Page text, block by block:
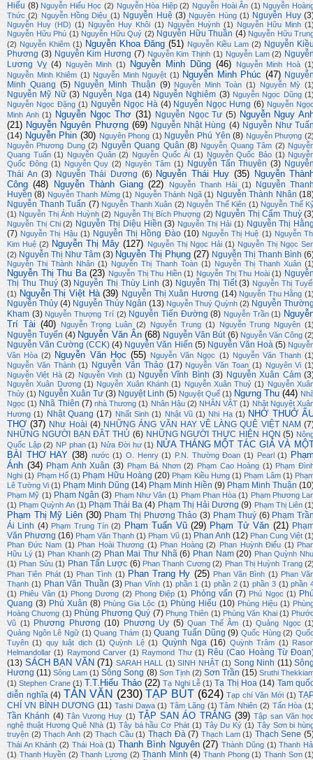
Hiếu (8) Nguyễn Hiếu Học (2) Nguyễn Hòa Hiệp (2) Nguyễn Hoài Ân (1) Nguyễn
Thức (2) Nguyễn Hồng Diệu (1) Nguyễn Huệ (3) Nguyên Hùng (1) Nguyễn Huy
Nguyễn Huy (HD) (1) Nguyễn Huy Khôi (1) Nguyễn Huỳnh (1) Nguyễn Hữu Minh
Nguyễn Hữu Phú (1) Nguyễn Hữu Quý (2) Nguyễn Hữu Thuần (4) Nguyễn Hữu
(2) Nguyễn Khiêm (1) Nguyễn Khoa Đăng (51) Nguyễn Kiều Lam (2) Nguyễn
Phương (3) Nguyễn Kim Hương (7) Nguyễn Kim Thịnh (1) Nguyễn Lam (2)
Lương Vỵ (4) Nguyên Minh (1) Nguyễn Minh Dũng (46) Nguyễn Minh Hoà
Nguyễn Minh Khiêm (1) Nguyễn Minh Nguyệt (1) Nguyễn Minh Phúc (47)
Minh Quang (5) Nguyễn Minh Thuận (9) Nguyễn Minh Toàn (1) Nguyễn Mỳ
Nguyễn Mỹ Nữ (3) Nguyễn Nga (14) Nguyễn Nghiêm (3) Nguyễn Ngọc Dũng
Nguyễn Ngọc Đặng (1) Nguyễn Ngọc Hà (4) Nguyễn Ngọc Hưng (6) Nguyễn
Minh Anh (1) Nguyễn Ngọc Thơ (31) Nguyễn Ngọc Tư (5) Nguyễn Nguy
(21) Nguyễn Nguyên Phượng (69) Nguyễn Nhật Hùng (4) Nguyễn Như
(14) Nguyễn Phin (30) Nguyên Phong (1) Nguyễn Phú Yên (8) Nguyễn Phượng
Nguyễn Phương Dung (2) Nguyễn Quang Quân (8) Nguyễn Quang Tâm (2)
Quang Tuấn (1) Nguyễn Quân (2) Nguyễn Quốc Ái (1) Nguyễn Quốc Bảo (1)
Quốc Đông (1) Nguyễn Quy (2) Nguyên Tâm (1) Nguyễn Tấn Thuyên (3)
Thái An (3) Nguyễn Thái Dương (6) Nguyễn Thái Huy (35)
Nguyễn
Công (48) Nguyễn Thành Giang (22) Nguyễn Thanh Hải (1)
Nguyễn
Huyền (8) Nguyễn Thanh Mừng (1) Nguyễn Thánh Ngã (1) Nguyễn Thành Nhân
Nguyễn Thanh Tuấn (7) Nguyễn Thanh Xuân (2) Nguyễn Thế Kiên (1) Nguyễn Thế
(1) Nguyễn Thị Ánh Huỳnh (2) Nguyễn Thị Bích Phượng (2) Nguyễn Thị Cẩm Thuỳ
Nguyễn Thị Chi (2) Nguyễn Thị Diệu Hiền (3) Nguyễn Thị Hải (1) Nguyễn Thị
(7) Nguyễn Thị Hậu (1) Nguyễn Thị Hồng Đào (10) Nguyễn Thị Huệ (1) Nguyễn
Kim Huệ (2) Nguyễn Thị Mây (127) Nguyễn Thị Ngọc Hải (1) Nguyễn Thị Ngọc
(2) Nguyễn Thị Như Tâm (3) Nguyễn Thị Phụng (27) Nguyễn Thị Thanh Bình
Nguyễn Thị Thành Nhân (1) Nguyễn Thị Thanh Toàn (1) Nguyễn Thị Thanh Xuân
Nguyễn Thị Thu Ba (23) Nguyễn Thị Thu Hiền (1) Nguyễn Thị Thu Hoài (1)
Thị Thu Thuý (3) Nguyễn Thị Thùy Linh (3) Nguyễn Thị Tiết (3) Nguyễn Thị
(1) Nguyễn Thị Việt Hà (39) Nguyễn Thị Xuân Hương (14) Nguyễn Thu Hằng
Nguyễn Thủy (4) Nguyễn Thúy Ngân (13) Nguyễn Thuý Quỳnh (2) Nguyễn
Kham (3) Nguyễn Thượng Trí (2) Nguyễn Tiến Đường (8) Nguyễn Trần (1)
Trí Tài (40) Nguyễn Trọng Luân (2) Nguyễn Trung (1) Nguyễn Trung Nguyên
Nguyễn Tuyển (4) Nguyễn Văn Ân (68) Nguyễn Văn Bút (6) Nguyễn Văn Công
Nguyễn Văn Cường (CCK) (4) Nguyễn Văn Hiến (5) Nguyễn Văn Hoà (5)
Văn Hòa (2) Nguyễn Văn Học (55) Nguyễn Văn Ngọc (1) Nguyễn Văn Thanh
Nguyễn Văn Thành (1) Nguyễn Văn Thảo (17) Nguyễn Văn Toan (1) Nguyên Vi
Nguyễn Việt Hà (2) Nguyễn Vinh (1) Nguyễn Vĩnh Bình (3) Nguyễn Xuân Cảm
Nguyễn Xuân Dương (1) Nguyễn Xuân Khánh (1) Nguyễn Xuân Thuỷ (1) Nguyễn
Thủy (1) Nguyễn Xuân Tư (3) Nguyệt Linh (5) Nguyệt Quế (1) Ngưng Thu (44)
Ngọc (1) Nhã Thiên (7) nhà Thương (1) Nhân Hậu (2) NHÂN VẬT (1) Nhật Nguyệt
Hương (1) Nhật Quang (17) Nhất Sinh (1) Nhật Vũ (1) Nhi Hạ (1) NHỚ THUỞ
THƠ (37) Như Hoài (4) NHỮNG ÁNG VĂN HAY VỀ LÀNG QUÊ VIỆT NAM
NHỮNG NGƯỜI BẠN ĐÂT THỦ (6) NHỮNG NGƯỜI THỰC HIỆN HQN (5)
Quốc Lập (2) NP phan (1) Nửa Đời hư (1) NỬA THÁNG MỘT TÁC GIẢ VÀ
BÀI THƠ HAY (38) nước (1) O. Henry (1) P.N. Thường Đoan (1) Pearl (1)
Ánh (34) Phạm Anh Xuân (3) Phạm Bá Nhơn (2) Phạm Cao Hoàng (1) Phạm
Nghi (1) Phạm Hổ (1) Phạm Hữu Hoàng (20) Phạm Kiều Hưng (1) Phạm Lâm (1)
Lê Tường Vi (1) Phạm Minh Dũng (14) Phạm Minh Hiền (9) Phạm Minh Thuận
Phạm Mỹ (1) Phạm Ngân (3) Phạm Như Vân (1) Phạm Phan Hòa (1) Phạm Phương
(1) Phạm Quỳnh An (1) Phạm Thái Ba (4) Phạm Thị Hải Dương (9) Phạm Thị Liên
Phạm Thị Mỹ Liên (30) Phạm Thị Phương Thảo (3) Phạm Thuý (6) Phạm
Ái Linh (4) Phạm Trung Tín (2) Phạm Tuấn Vũ (29) Phạm Tử Văn (21)
Văn Phương (16) Phạm Văn Thạnh (1) Phạm Vũ (1) Phan Anh (12) Phan Cung Việt
Phan Đức Nam (1) Phan Hoài Thương (1) Phan Hoàng (2) Phan Huỳnh Điểu (1)
Hữu Lý (1) Phan Khanh (2) Phan Mai Thư Nhã (6) Phan Nam (20) Phan Quỳnh
(1) Phan Sửu (1) Phan Tấn Lược (6) Phan Thanh Cương (2) Phan Thị Huỳnh Trang
Phan Tiên Phát (1) Phan Tình (1) Phan Trang Hy (25) Phan Văn Bình (1) Phan
Thạnh (1) Phan Văn Thuần (3) Phan Vĩnh (1) phần 1 (1) phần 2 (1) phần 3 (1) phần
(1) Phiêu Vân (1) Phong Dương (2) Phong Điệp (1) Phỏng vấn (7) Phú Ngọc (1)
Quang (3) Phú Xuân (8) Phùng Gia Lộc (1) Phùng Hiếu (10) Phùng Hiệu (1)
Hoàng Chương (1) Phùng Phương Quý (7) Phụng Thiên (1) Phùng Văn Khai (1)
Vũ (1) Phương Phương (10) Phương Uy (5) Quan Thế Âm (1) Quảng Ngọc
Quảng Ngôn Lê Ngữ (1) Quang Thám (1) Quang Tuấn Dũng (9) Quốc Hùng (2)
Tuyên (1) quy luật dịch (1) Quỳnh Lệ (1) Quỳnh Nga (16) Quỳnh Trâm (1)
Helmandollar (1) Raymond Carver (1) Raymond Thư (1) Rêu (Cao Hoàng Từ
(13) SÁCH BẠN VĂN (71) SARAH HALL (1) SINH NHẬT (1) Song Ninh (11)
Hương (11) Sông Lam (1) Sông Song (8) Sơn Tịnh (2) Sơn Trần (15) Sruthi
(1) Stephen Crane (1) T.T.Hiếu Thảo (22) Tạ Nghi Lễ (1) Tạ Thị Hoa (14) Tam
diễn nghĩa (4) TẢN VĂN (230) TẠP BÚT (624) Tạp chí Văn Mới (1)
CHÍ VN BÌNH DƯƠNG (11) Tashi Dawa (1) Tâm Lãng (1) Tâm Nhiên (2) Tấn Hòa
Tần Khánh (4) Tân Vương Huy (1) TẬP SAN ÁO TRẮNG (39) Tập san Văn
nghệ thuật Hương Quê Nhà (1) Tây bá hầu Cơ Phát (1) Tây Du Ký (1) Tây Sơn bi
truyện (2) Thạch Anh (2) Thạch Cầu (1) Thạch Đà (7) Thạch Lam (1) Thạch Sene
Thái An Khánh (2) Thái Hoà (1) Thanh Bình Nguyên (27) Thành Dũng (1) Thanh
(1) Thanh Huyền (2) Thanh Lương (2) Thanh Minh (4) Thanh Phong (1) Thanh Sơn